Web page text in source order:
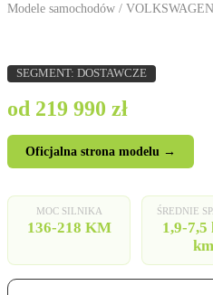
Modele samochodów / VOLKSWAGEN
SEGMENT: DOSTAWCZE
od 219 990 zł
Oficjalna strona modelu →
MOC SILNIKA
136-218 KM
ŚREDNIE
1,9-7,5
km